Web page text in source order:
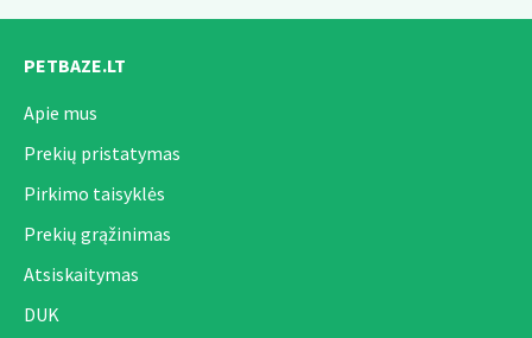
PETBAZE.LT
Apie mus
Prekių pristatymas
Pirkimo taisyklės
Prekių grąžinimas
Atsiskaitymas
DUK